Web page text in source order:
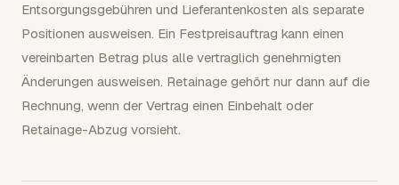
Entsorgungsgebühren und Lieferantenkosten als separate
Positionen ausweisen. Ein Festpreisauftrag kann einen
vereinbarten Betrag plus alle vertraglich genehmigten
Änderungen ausweisen. Retainage gehört nur dann auf die
Rechnung, wenn der Vertrag einen Einbehalt oder
Retainage-Abzug vorsieht.